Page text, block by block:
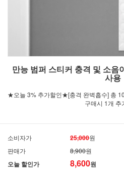
만능 범퍼 스티커 충격 및 소음
사용
★오늘 3% 추가할인★[충격 완벽흡수] 총
구매시 1개 추
소비자가 25,000원
판매가
8,900원
오늘 할인가 8,600원